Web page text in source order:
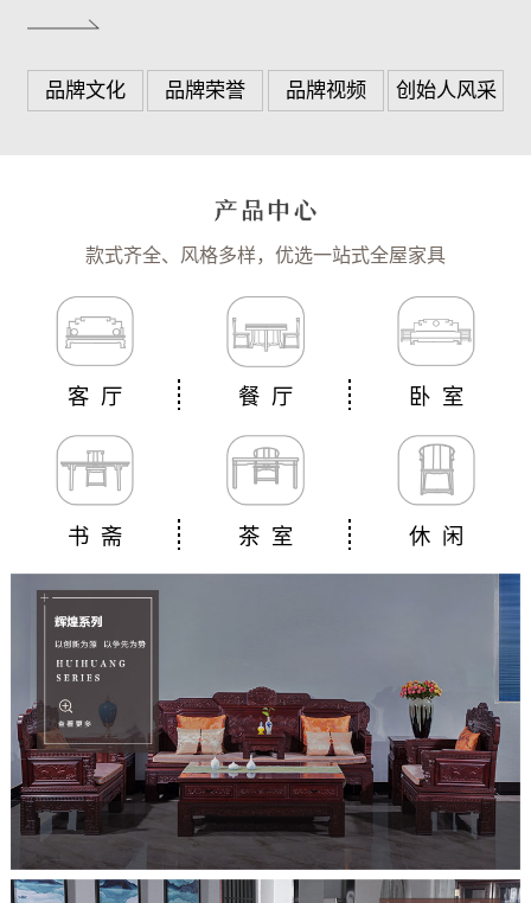
计、生产、销售、服
商。…
品牌文化 品牌荣誉 品牌视频 创始人风采
款式齐全、风格多样，优选一站式全屋家具
客 厅 餐 厅 卧 室
书 斋 茶 室 休 闲